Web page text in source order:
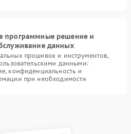
программные решение и
данных
прошивок и инструментов,
данными:
конфиденциальность и
при необходимости